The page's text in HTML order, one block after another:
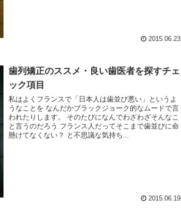
2015.06.23
歯列矯正のススメ・良い歯医者を探すチェ
ック項目
私はよくフランスで「日本人は歯並び悪い」というよ
うなことを なんだかブラックジョーク的なムードで言
われたりします。 そのたびになんでわざわざそんなこ
と言うのだろう フランス人だってそこまで歯並びに命
懸けてなくない？ と不思議な気持ち...
2015.06.19